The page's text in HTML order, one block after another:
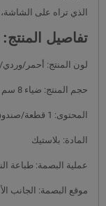
الذي تراه على
تفاصيل المنتج:
لون المنتج: أحمر/
حجم المنتج: ضياء 8 سم (3.15 بوصة)
المحتوى: 1 قطعة/صندوق
المادة: بلاستيك
عملية البصمة: طباعة
موقع البصمة: الجانب